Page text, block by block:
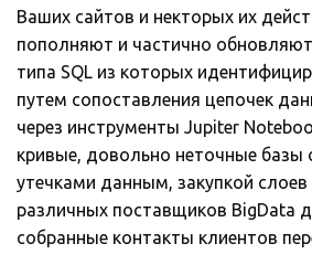
Ваших сайтов и некторых их
пополняют и частично
типа SQL из которых
путем сопоставления цепочек
через инструменты Jupiter
кривые, довольно неточные базы
утечками данным, закупкой
различных поставщиков BigData
собранные контакты клиентов